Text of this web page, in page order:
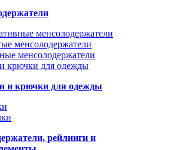
менсолодержатели
менсолодержатели
менсолодержатели
и крючки для одежды
рейлинги и